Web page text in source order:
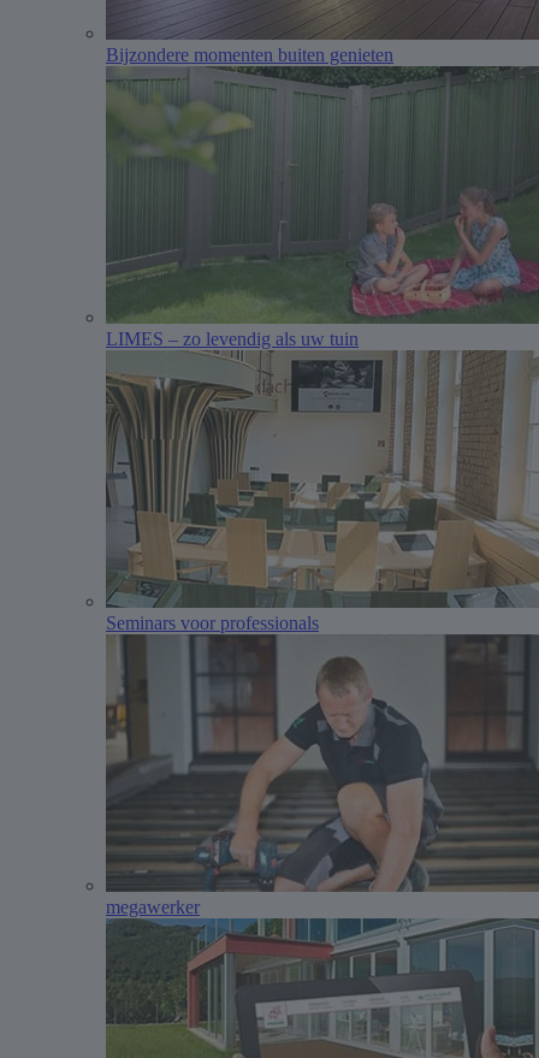
Bijzondere momenten buiten genieten
LIMES – zo levendig als uw tuin
Seminars voor professionals
megawerker